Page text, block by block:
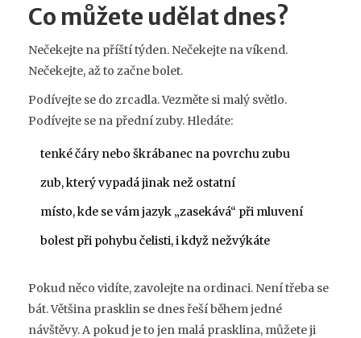
Co můžete udělat dnes?
Nečekejte na příští týden. Nečekejte na víkend.
Nečekejte, až to začne bolet.
Podívejte se do zrcadla. Vezměte si malý světlo.
Podívejte se na přední zuby. Hledáte:
tenké čáry nebo škrábanec na povrchu zubu
zub, který vypadá jinak než ostatní
místo, kde se vám jazyk „zasekává“ při mluvení
bolest při pohybu čelisti, i když nežvýkáte
Pokud něco vidíte, zavolejte na ordinaci. Není třeba se
bát. Většina prasklin se dnes řeší během jedné
návštěvy. A pokud je to jen malá prasklina, můžete ji